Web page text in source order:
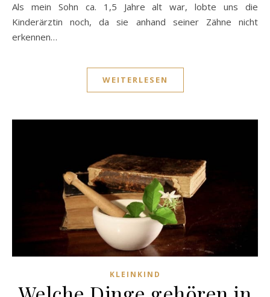
Als mein Sohn ca. 1,5 Jahre alt war, lobte uns die
Kinderärztin noch, da sie anhand seiner Zähne nicht
erkennen…
WEITERLESEN
KLEINKIND